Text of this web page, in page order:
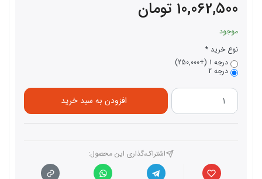
10,062,500 تومان
موجود
نوع خرید
درجه 1 (+250,000)
درجه 2
افزودن به سبد خرید
اشتراک،گذاری این محصول‌: